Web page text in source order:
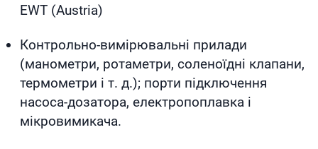
EWT (Austria)
Контрольно-вимірювальні прилади
(манометри, ротаметри, соленоїдні клапани,
термометри і т. д.); порти підключення
насоса-дозатора, електропоплавка і
мікровимикача.